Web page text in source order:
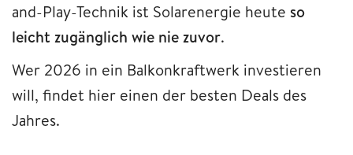
and-Play-Technik ist Solarenergie heute so
leicht zugänglich wie nie zuvor.
Wer 2026 in ein Balkonkraftwerk investieren
will, findet hier einen der besten Deals des
Jahres.